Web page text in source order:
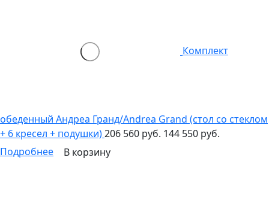
Комплект
обеденный Андреа Гранд/Andrea Grand (стол со стеклом
+ 6 кресел + подушки)206 560 руб. 144 550 руб.
Подробнее
В корзину